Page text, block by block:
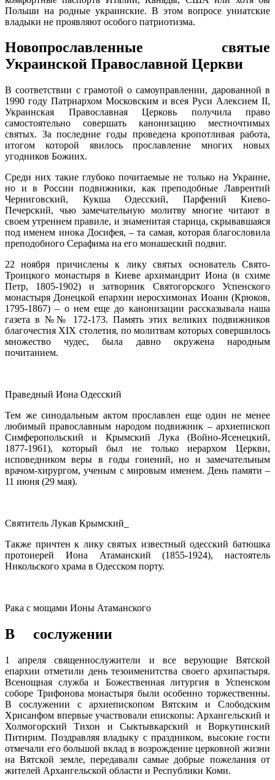
Польши на родные украинские. В этом вопросе униатские
владыки не проявляют особого патриотизма.
Новопрославленные святые
Украинской Православной Церкви
В соответствии с грамотой о самоуправлении, дарованной в
1990 году Патриархом Московским и всея Руси Алексием II,
Украинская Православная Церковь получила право
самостоятельно совершать канонизацию местночтимых
святых. За последние годы проведена кропотливая работа,
итогом которой явилось прославление многих новых
угодников Божиих.
Среди них такие глубоко почитаемые не только на Украине,
но и в России подвижники, как преподобные Лаврентий
Черниговский, Кукша Одесский, Парфений Киево-
Печерский, чью замечательную молитву многие читают в
своем утреннем правиле, и знаменитая старица, скрывавшаяся
под именем инока Досифея, – та самая, которая благословила
преподобного Серафима на его монашеский подвиг.
22 ноября причислены к лику святых основатель Свято-
Троицкого монастыря в Киеве архимандрит Иона (в схиме
Петр, 1805-1902) и затворник Святогорского Успенского
монастыря Донецкой епархии иеросхимонах Иоанн (Крюков,
1795-1867) – о нем еще до канонизации рассказывала наша
газета в №№ 172-173. Память этих великих подвижников
благочестия XIX столетия, по молитвам которых совершилось
множество чудес, была давно окружена народным
почитанием.
Праведный Иона Одесский
Тем же синодальным актом прославлен еще один не менее
любимый православным народом подвижник – архиепископ
Симферопольский и Крымский Лука (Войно-Ясенецкий,
1877-1961), который был не только иерархом Церкви,
исповедником веры в годы гонений, но и замечательным
врачом-хирургом, ученым с мировым именем. День памяти –
11 июня (29 мая).
Святитель Лукав Крымский_
Также причтен к лику святых известный одесский батюшка
протоиерей Иона Атаманский (1855-1924), настоятель
Никольского храма в Одесском порту.
Рака с мощами Ионы Атаманского
В сослужении
1 апреля священнослужители и все верующие Вятской
епархии отметили день тезоименитства своего архипастыря.
Всенощная служба и Божественная литургия в Успенском
соборе Трифонова монастыря были особенно торжественны.
В сослужении с архиепископом Вятским и Слободским
Хрисанфом впервые участвовали епископы: Архангельский и
Холмогорский Тихон и Сыктывкарский и Воркутинский
Питирим. Поздравляя владыку с праздником, высокие гости
отмечали его большой вклад в возрождение церковной жизни
на Вятской земле, передавали самые добрые пожелания от
жителей Архангельской области и Республики Коми.